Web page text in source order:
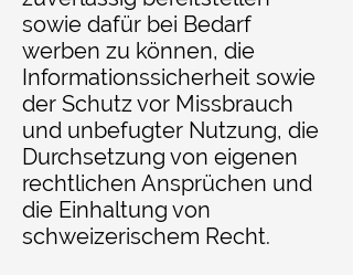
sowie dafür bei Bedarf
werben zu können, die
Informationssicherheit sowie
der Schutz vor Missbrauch
und unbefugter Nutzung, die
Durchsetzung von eigenen
rechtlichen Ansprüchen und
die Einhaltung von
schweizerischem Recht.